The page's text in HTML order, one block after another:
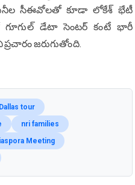
సీఈవోలతో కూడా లోకేశ్ భేటీ
డేటా సెంటర్ కంటే భారీ
జరుగుతోంది.
Dallas tour
nri families
Meeting